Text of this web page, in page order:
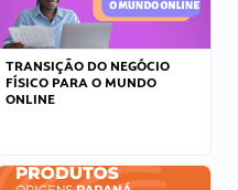
TRANSIÇÃO DO NEGÓCIO
FÍSICO PARA O MUNDO
ONLINE